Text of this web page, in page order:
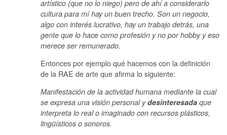
artístico (que no lo niego) pero de ahí a considerarlo
cultura para mí hay un buen trecho. Son un negocio,
algo con interés lucrativo, hay un trabajo detrás, una
gente que lo hace como profesión y no por hobby y eso
merece ser remunerado.
Entonces por ejemplo qué hacemos con la definición
de la RAE de arte que afirma lo siguiente:
Manifestación de la actividad humana mediante la cual
se expresa una visión personal ydesinteresada que
interpreta lo real o imaginado con recursos plásticos,
lingüísticos o sonoros.